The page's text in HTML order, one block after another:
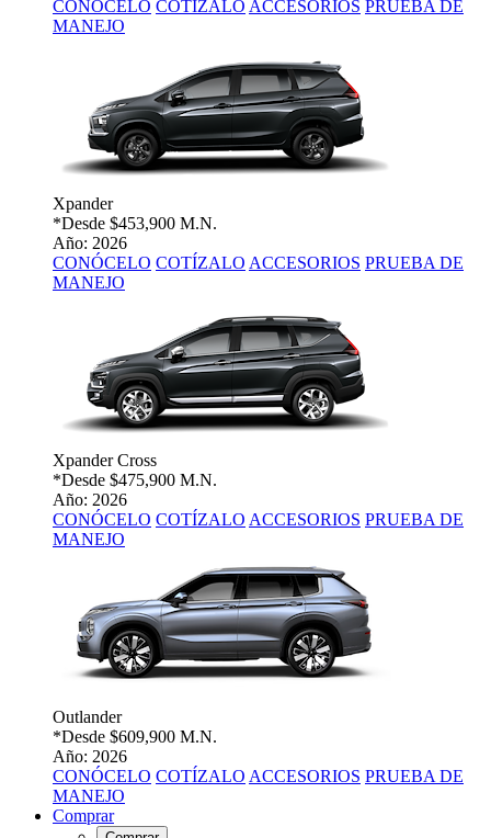
CONÓCELO COTÍZALO ACCESORIOS PRUEBA DE
MANEJO
Xpander
*Desde $453,900 M.N.
Año: 2026
CONÓCELO COTÍZALO ACCESORIOS PRUEBA DE
MANEJO
Xpander Cross
*Desde $475,900 M.N.
Año: 2026
CONÓCELO COTÍZALO ACCESORIOS PRUEBA DE
MANEJO
Outlander
*Desde $609,900 M.N.
Año: 2026
CONÓCELO COTÍZALO ACCESORIOS PRUEBA DE
MANEJO
Comprar